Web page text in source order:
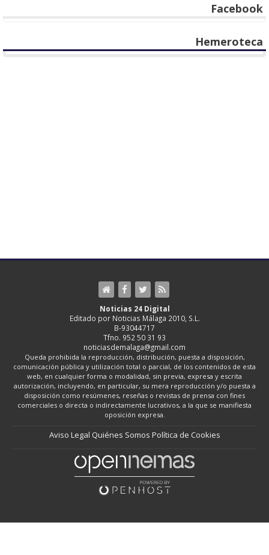
Facebook
Hemeroteca
Noticias 24 Digital
Editado por Noticias Málaga 2010, S.L.
B-93044717
Tfno. 952 50 31 93
noticiasdemalaga@gmail.com
Queda prohibida la reproducción, distribución, puesta a disposición,
comunicación pública y utilización total o parcial, de los contenidos de esta
web, en cualquier forma o modalidad, sin previa, expresa y escrita
autorización, incluyendo, en particular, su mera reproducción y/o puesta a
disposición como resúmenes, reseñas o revistas de prensa con fines
comerciales o directa o indirectamente lucrativos, a la que se manifiesta
oposición expresa.
Aviso Legal Quiénes Somos Política de Cookies